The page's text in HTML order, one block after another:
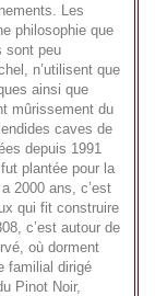
Les
philosophie que
sont peu
n’utilisent que
ainsi que
mûrissement du
caves de
depuis 1991
plantée pour la
2000 ans, c’est
qui fit construire
c’est autour de
où dorment
familial dirigé
Pinot Noir,